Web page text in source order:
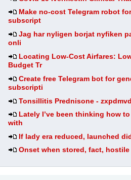
Make no-cost Telegram robot
subscript
Jag har nyligen borjat nyfiken
onli
Locating Low-Cost Airfares:
Budget Tr
Create free Telegram bot for
subscripti
Tonsillitis Prednisone -
Lately I’ve been thinking how
with
If lady era reduced, launched
Onset when stored, fact, hostile